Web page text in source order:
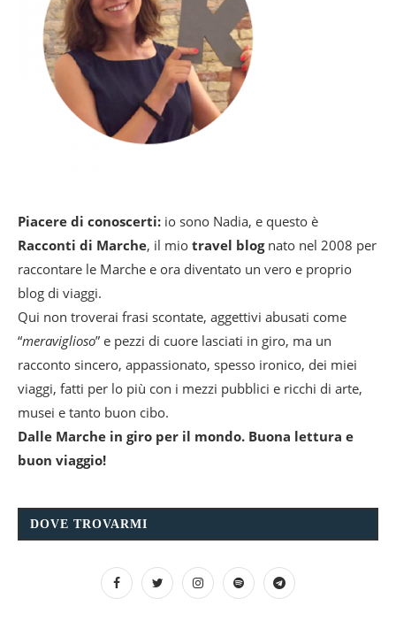
Piacere di conoscerti: io sono Nadia, e questo è
Racconti di Marche, il mio travel blognato nel 2008 per
raccontare le Marche e ora diventato un vero e proprio
blog di viaggi.
Qui non troverai frasi scontate, aggettivi abusati come
“meraviglioso” e pezzi di cuore lasciati in giro, ma un
racconto sincero, appassionato, spesso ironico, dei miei
viaggi, fatti per lo più con i mezzi pubblici e ricchi di arte,
musei e tanto buon cibo.
Dalle Marche in giro per il mondo. Buona lettura e
buon viaggio!
DOVE TROVARMI